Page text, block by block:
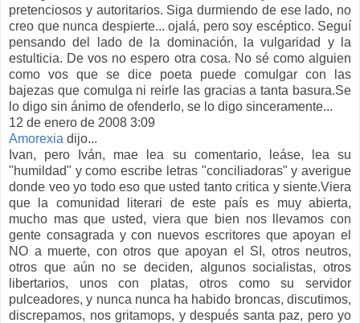
pretenciosos y autoritarios. Siga durmiendo de ese lado, no
creo que nunca despierte... ojalá, pero soy escéptico. Seguí
pensando del lado de la dominación, la vulgaridad y la
estulticia. De vos no espero otra cosa. No sé como alguien
como vos que se dice poeta puede comulgar con las
bajezas que comulga ni reirle las gracias a tanta basura.Se
lo digo sin ánimo de ofenderlo, se lo digo sinceramente...
12 de enero de 2008 3:09
Amorexia dijo...
Ivan, pero Iván, mae lea su comentario, leáse, lea su
"humildad" y como escribe letras "conciliadoras" y averigue
donde veo yo todo eso que usted tanto critica y siente.Viera
que la comunidad literari de este país es muy abierta,
mucho mas que usted, viera que bien nos llevamos con
gente consagrada y con nuevos escritores que apoyan el
NO a muerte, con otros que apoyan el SI, otros neutros,
otros que aún no se deciden, algunos socialistas, otros
libertarios, unos con platas, otros como su servidor
pulceadores, y nunca nunca ha habido broncas, discutimos,
discrepamos, nos gritamops, y después santa paz, pero yo